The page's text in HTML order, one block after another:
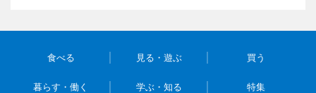
食べる 見る・遊ぶ 買う
暮らす・働く 学ぶ・知る 特集